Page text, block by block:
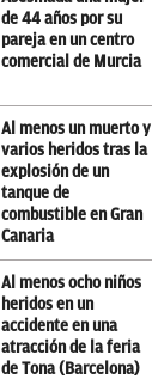
de 44 años por su
pareja en un centro
comercial de Murcia
Al menos un muerto y
varios heridos tras la
explosión de un
tanque de
combustible en Gran
Canaria
Al menos ocho niños
heridos en un
accidente en una
atracción de la feria
de Tona (Barcelona)